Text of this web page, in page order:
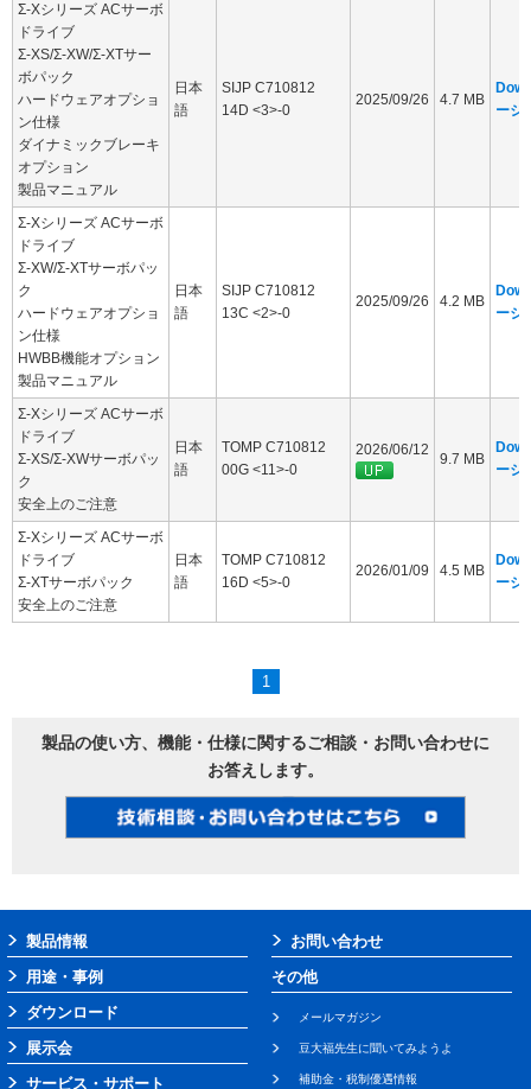
Σ-Xシリーズ ACサーボ
ドライブ
Σ-XS/Σ-XW/Σ-XTサー
ボパック
ハードウェアオプショ
ン仕様
ダイナミックブレーキ
オプション
製品マニュアル
日本
語
SIJP C710812
14D <3>-0
2025/09/26 4.7 MB
ージ
Σ-Xシリーズ ACサーボ
ドライブ
Σ-XW/Σ-XTサーボパッ
ク
ハードウェアオプショ
ン仕様
HWBB機能オプション
製品マニュアル
日本
語
SIJP C710812
13C <2>-0
2025/09/26 4.2 MB
ージ
Σ-Xシリーズ ACサーボ
ドライブ
Σ-XS/Σ-XWサーボパッ
ク
安全上のご注意
日本
語
TOMP C710812
00G <11>-0
2026/06/12
9.7 MB
ージ
Σ-Xシリーズ ACサーボ
ドライブ
Σ-XTサーボパック
安全上のご注意
日本
語
TOMP C710812
16D <5>-0
2026/01/09 4.5 MB
ージ
1
製品の使い方、機能・仕様に関するご相談・お問い合わせに
お答えします。
製品情報
用途・事例
ダウンロード
展示会
サービス・サポート
お問い合わせ
その他
メールマガジン
豆大福先生に聞いてみようよ
補助金・税制優遇情報